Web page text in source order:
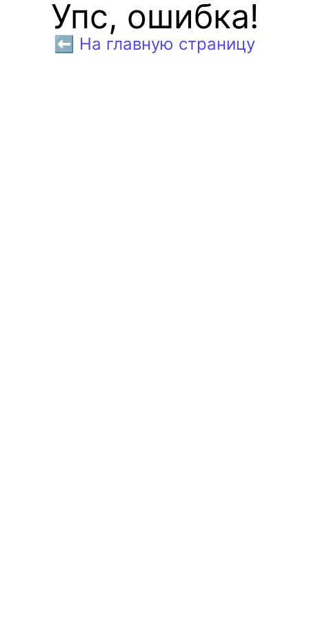
Упс, ошибка!
⬅️ На главную страницу